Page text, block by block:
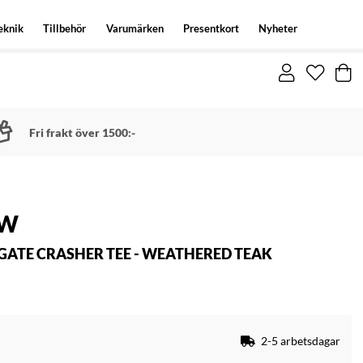
Tillbehör Varumärken Presentkort Nyheter
Fri frakt över 1500:-
CRASHER TEE - WEATHERED TEAK
2-5 arbetsdagar